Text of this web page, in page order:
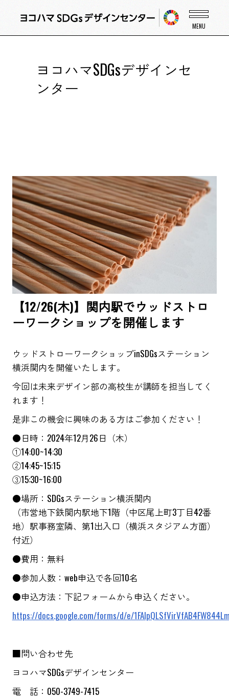
ヨコハマSDGsデザインセ
ンター
【12/26(木)】関内駅でウッドストロ
ーワークショップを開催します
ウッドストローワークショップinSDGsステーション
横浜関内を開催いたします。
今回は未来デザイン部の高校生が講師を担当してく
れます！
是非この機会に興味のある方はご参加ください！
●日時：2024年12月26日（木）
①14:00~14:30
②14:45~15:15
③15:30~16:00
●場所：SDGsステーション横浜関内
（市営地下鉄関内駅地下1階（中区尾上町3丁目42番
地）駅事務室隣、第1出入口（横浜スタジアム方面）
付近）
●費用：無料
●参加人数：web申込で各回10名
●申込方法：下記フォームから申込ください。
https://docs.google.com/forms/d/e/
■問い合わせ先
ヨコハマSDGsデザインセンター
電 話：050-3749-7415